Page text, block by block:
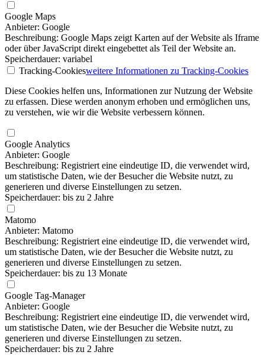
Google Maps
Anbieter: Google
Beschreibung: Google Maps zeigt Karten auf der Website als Iframe
oder über JavaScript direkt eingebettet als Teil der Website an.
Speicherdauer: variabel
Tracking-Cookiesweitere Informationen zu Tracking-Cookies
Diese Cookies helfen uns, Informationen zur Nutzung der Website
zu erfassen. Diese werden anonym erhoben und ermöglichen uns,
zu verstehen, wie wir die Website verbessern können.
Google Analytics
Anbieter: Google
Beschreibung: Registriert eine eindeutige ID, die verwendet wird,
um statistische Daten, wie der Besucher die Website nutzt, zu
generieren und diverse Einstellungen zu setzen.
Speicherdauer: bis zu 2 Jahre
Matomo
Anbieter: Matomo
Beschreibung: Registriert eine eindeutige ID, die verwendet wird,
um statistische Daten, wie der Besucher die Website nutzt, zu
generieren und diverse Einstellungen zu setzen.
Speicherdauer: bis zu 13 Monate
Google Tag-Manager
Anbieter: Google
Beschreibung: Registriert eine eindeutige ID, die verwendet wird,
um statistische Daten, wie der Besucher die Website nutzt, zu
generieren und diverse Einstellungen zu setzen.
Speicherdauer: bis zu 2 Jahre